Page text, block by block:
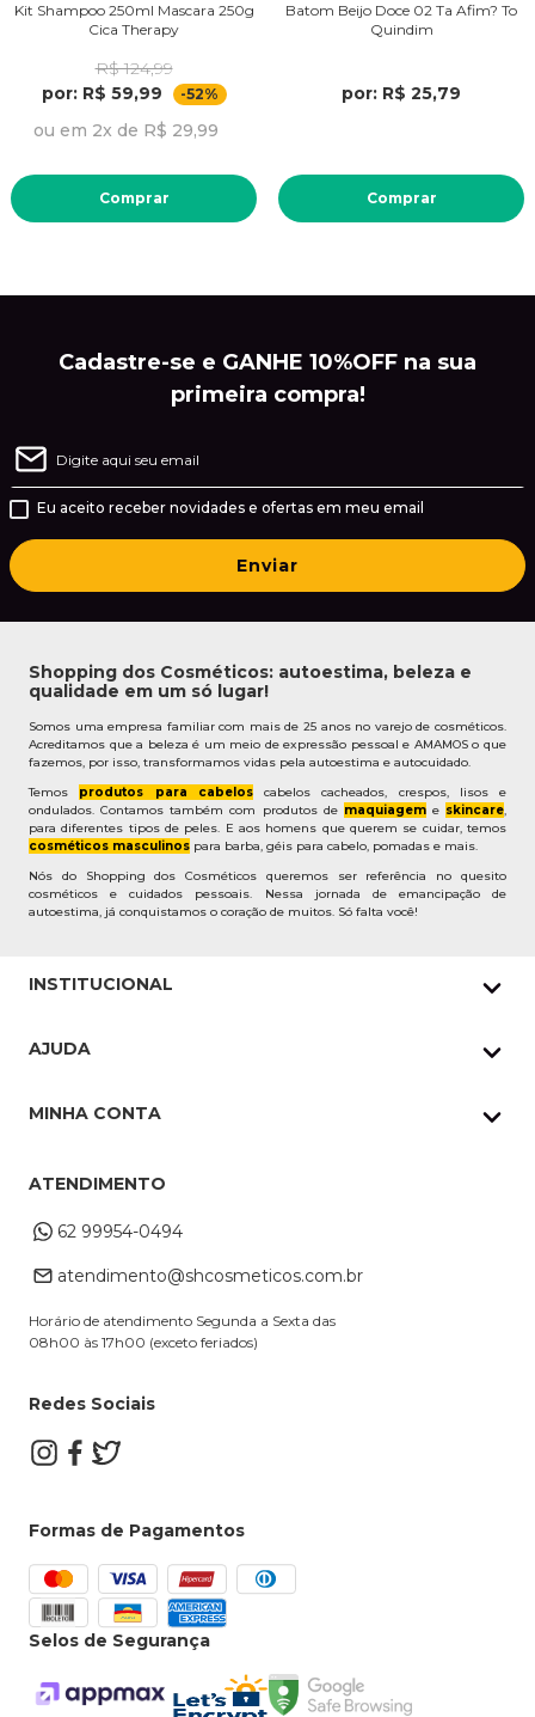
Kit Shampoo 250ml Mascara 250g
Cica Therapy
R$ 124,99
por: R$ 59,99
-52%
ou em 2x de R$ 29,99
Comprar
Batom Beijo Doce 02 Ta Afim? To
Quindim
por: R$ 25,79
Comprar
Cadastre-se e GANHE 10%OFF na sua
primeira compra!
Eu aceito receber novidades e ofertas em meu email
Enviar
Shopping dos Cosméticos: autoestima, beleza e
qualidade em um só lugar!
Somos uma empresa familiar com mais de 25 anos no varejo de cosméticos.
Acreditamos que a beleza é um meio de expressão pessoal e AMAMOS o que
fazemos, por isso, transformamos vidas pela autoestima e autocuidado.
Temos produtos para cabeloscabelos cacheados, crespos, lisos e
ondulados. Contamos também com produtos de maquiageme skincare,
para diferentes tipos de peles. E aos homens que querem se cuidar, temos
cosméticos masculinos para barba, géis para cabelo, pomadas e mais.
Nós do Shopping dos Cosméticos queremos ser referência no quesito
cosméticos e cuidados pessoais. Nessa jornada de emancipação de
autoestima, já conquistamos o coração de muitos. Só falta você!
INSTITUCIONAL
Pedidos Whatsapp
Cupons
AJUDA
Troca e Devoluções
Dúvidas Frequentes
MINHA CONTA
Alterar Cadastro
ATENDIMENTO
62 99954-0494
atendimento@shcosmeticos.com.br
Horário de atendimento Segunda a Sexta das
08h00 às 17h00 (exceto feriados)
Redes Sociais
Formas de Pagamentos
Selos de Segurança